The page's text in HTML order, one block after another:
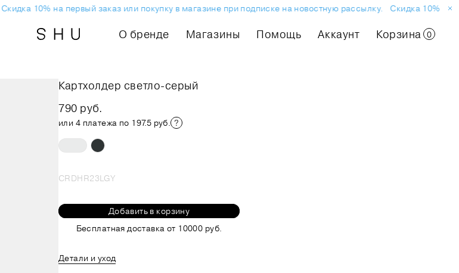
Скидка 10% на первый заказ или покупку в магазине при подписке на новостную рассылку. Скидка 10% на
О бренде Магазины Помощь Аккаунт Корзина 0
Картхолдер светло-серый
790 руб.
или 4 платежа по 197.5 руб.
CRDHR23LGY
Добавить в корзину
Бесплатная доставка от 10000 руб.
Детали и уход